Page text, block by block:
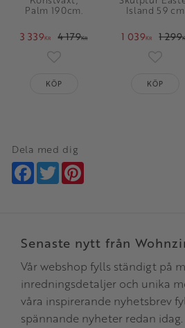
Palm 190cm.
3 339KR 4 179KR
KÖP
Island 59 cm
1 039KR 1 299
KÖP
Dela med dig
Facebook
Twitter
Senaste nytt från
Vår webshop fylls ständigt på
inredningsdetaljer och unika
våra inspirerande nyhetsbrev
spännande nyheter redan idag.